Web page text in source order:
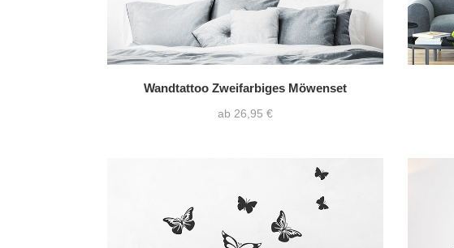
Wandtattoo Zweifarbiges Möwenset
ab 26,95 €